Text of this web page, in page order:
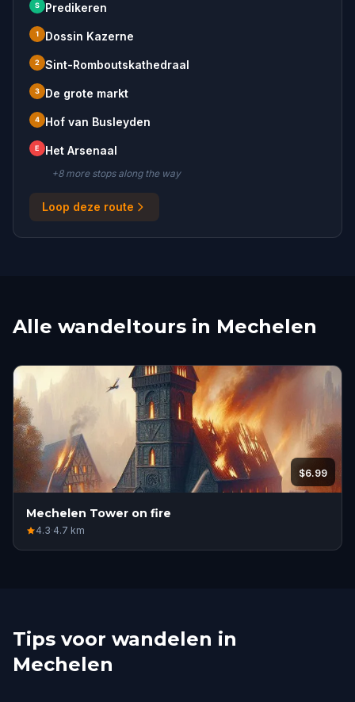
S Predikeren
1 Dossin Kazerne
2 Sint-Romboutskathedraal
3 De grote markt
4 Hof van Busleyden
E Het Arsenaal
+8more stopsalong the way
Loop deze route
Alle wandeltours in Mechelen
$6.99
Mechelen Tower on fire
4.3·4.7 km
Tips voor wandelen in
Mechelen